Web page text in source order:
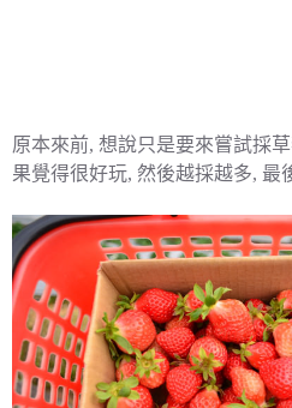
原本來前, 想說只是要來嘗試採
果覺得很好玩, 然後越採越多, 最